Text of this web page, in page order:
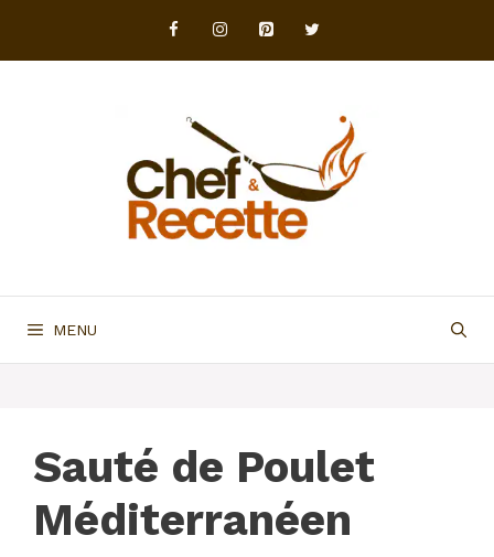
contenu
MENU
Sauté de Poulet
Méditerranéen